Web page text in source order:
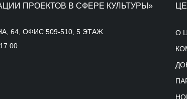
ПРОЕКТОВ В СФЕРЕ КУЛЬТУРЫ»
64, ОФИС 509-510, 5 ЭТАЖ
О